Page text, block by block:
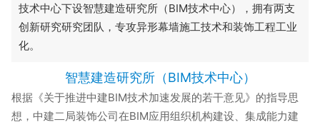
技术中心下设智慧建造研究所（BIM技术中心），拥有两支
创新研究研究团队，专攻异形幕墙施工技术和装饰工程工业
化。
智慧建造研究所（BIM技术中心）
根据《关于推进中建BIM技术加速发展的若干意见》的指导思
想，中建二局装饰公司在BIM应用组织机构建设、集成能力建